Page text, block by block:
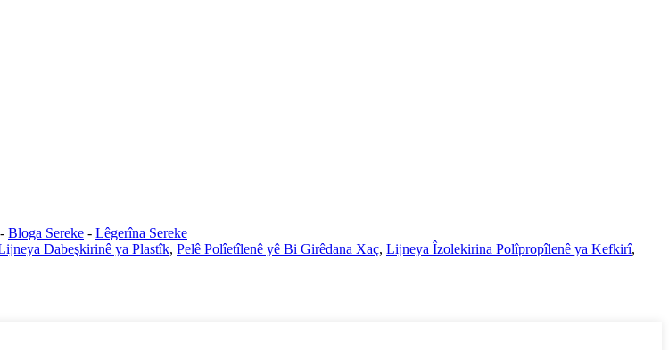
- Bloga Sereke - Lêgerîna Sereke
Dabeşkirinê ya Plastîk, Pelê Polîetîlenê yê Bi Girêdana Xaç, Lijneya Îzolekirina Polîpropîlenê ya Kefkirî,